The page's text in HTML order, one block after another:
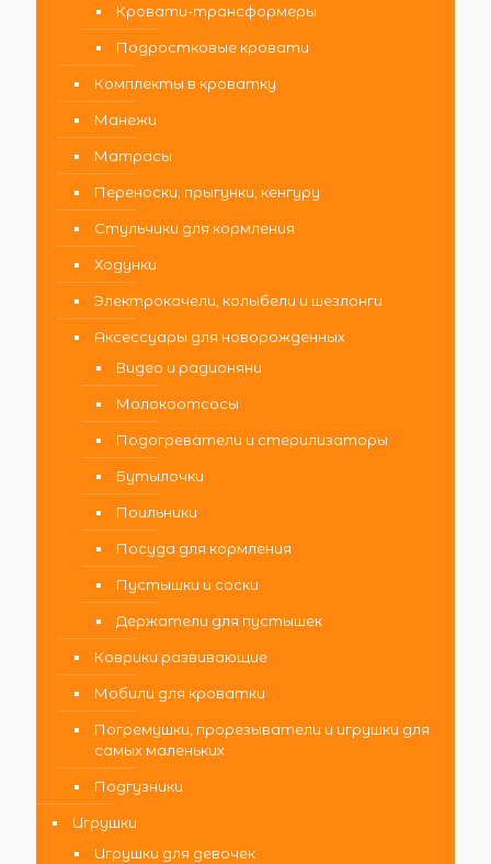
Кровати-трансформеры
Подростковые кровати
Комплекты в кроватку
Манежи
Матрасы
Переноски, прыгунки, кенгуру
Стульчики для кормления
Ходунки
Электрокачели, колыбели и шезлонги
Аксессуары для новорожденных
Видео и радионяни
Молокоотсосы
Подогреватели и стерилизаторы
Бутылочки
Поильники
Посуда для кормления
Пустышки и соски
Держатели для пустышек
Коврики развивающие
Мобили для кроватки
Погремушки, прорезыватели и игрушки для
самых маленьких
Подгузники
Игрушки
Игрушки для девочек